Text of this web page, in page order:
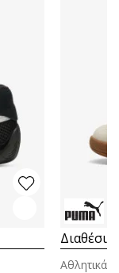
Αθλητικά